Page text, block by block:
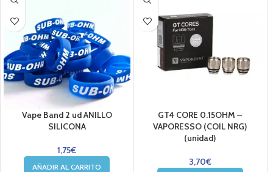
Vape Band 2 ud ANILLO
SILICONA
1,75€
AÑADIR AL CARRITO
GT4 CORE 0.15OHM –
VAPORESSO (COIL NRG)
(unidad)
3,70€